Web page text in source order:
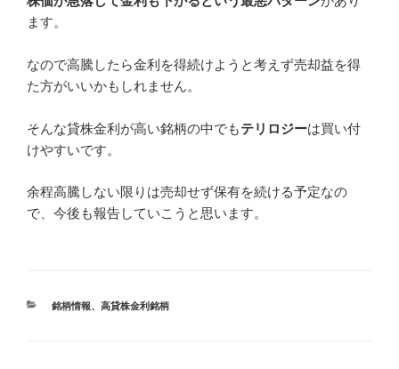
ます。
なので高騰したら金利を得続けようと考えず売却益を得
た方がいいかもしれません。
そんな貸株金利が高い銘柄の中でもテリロジーは買い付
けやすいです。
余程高騰しない限りは売却せず保有を続ける予定なの
で、今後も報告していこうと思います。
カ
銘柄情報、 高貸株金利銘柄